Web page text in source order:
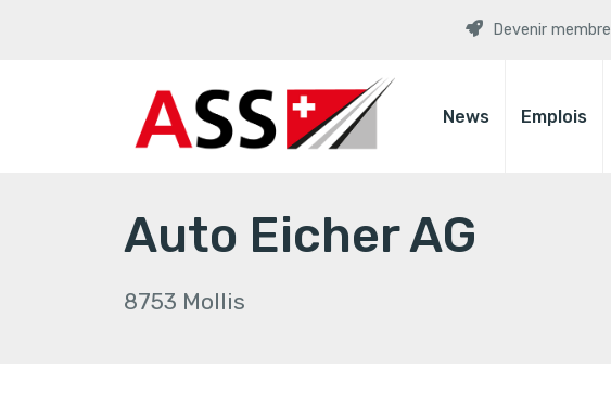
Devenir membre
News Emplois
Auto Eicher AG
8753 Mollis